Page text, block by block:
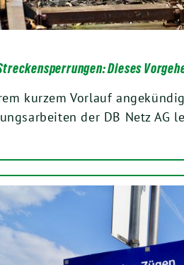
Dieses
kurzem Vorlauf
der DB Netz AG